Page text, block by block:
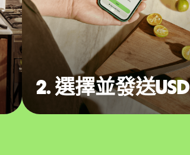
2. 選擇並發送USD